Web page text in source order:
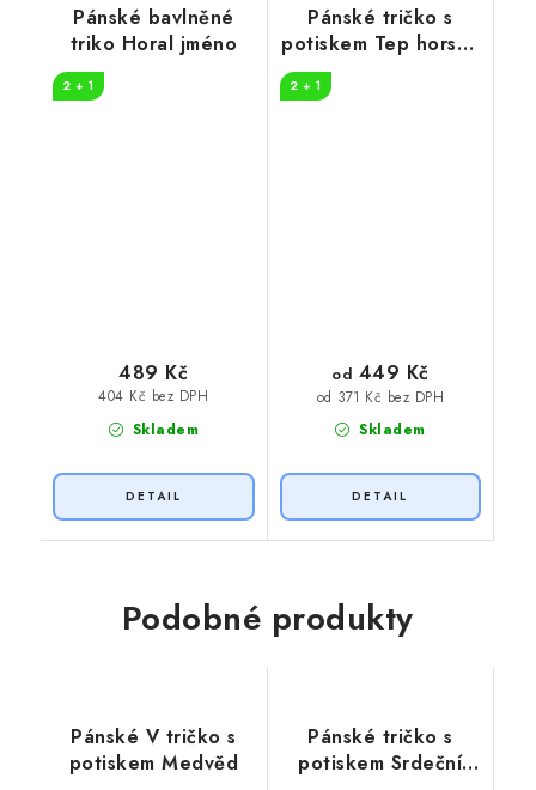
Pánské bavlněné
triko Horal jméno
2 + 1
Skladem
404 Kč bez DPH
489 Kč
Pánské tričko s
potiskem Tep horská
2 + 1
Skladem
od 371 Kč bez DPH
od 449 Kč
Podobné produkty
Pánské V tričko s
potiskem Medvěd
Pánské tričko s
potiskem Srdeční